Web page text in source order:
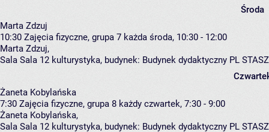
Środa
Marta Zdzuj
10:30 Zajęcia fizyczne, grupa 7 każda środa, 10:30 - 12:00
Marta Zdzuj,
Sala Sala 12 kulturystyka, budynek: Budynek dydaktyczny PL
Żaneta Kobylańska
7:30 Zajęcia fizyczne, grupa 8 każdy czwartek, 7:30 - 9:00
Żaneta Kobylańska,
Sala Sala 12 kulturystyka, budynek: Budynek dydaktyczny PL